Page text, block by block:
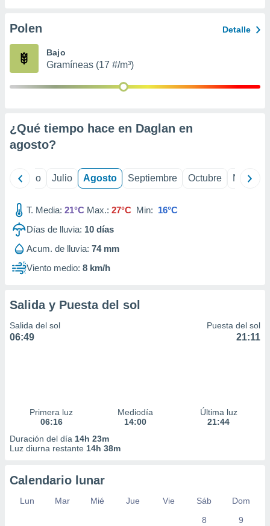
e
mediante
de
1199
Polen Detalle
Bajo
Gramíneas (17 #/m³)
¿Qué tiempo hace en Daglan en
agosto?
Junio Julio Agosto Septiembre Octubre
T. Media: 21°C Max.: 27°C Min: 16°C
Días de lluvia: 10 días
Acum. de lluvia: 74 mm
Viento medio: 8 km/h
Salida y Puesta del sol
Salida del sol
06:49
Puesta del sol
21:11
Primera luz
06:16
Mediodía
14:00
Última luz
21:44
Duración del día 14h 23m
Luz diurna restante 14h 38m
Calendario lunar
Lun Mar Mié Jue Vie Sáb
Dom
8
9